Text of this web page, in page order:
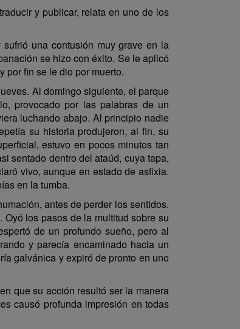
y publicar, relata en uno de los
una contusión muy grave en la
se hizo con éxito. Se le aplicó
por fin se le dio por muerto.
Al domingo siguiente, el parque
provocado por las palabras de un
luchando abajo. Al principio nadie
su historia produjeron, al fin, su
estuvo en pocos minutos tan
sentado dentro del ataúd, cuya tapa,
vivo, aunque en estado de asfixia.
en la tumba.
antes de perder los sentidos.
los pasos de la multitud sobre su
de un profundo sueño, pero al
y parecía encaminado hacia un
galvánica y expiró de pronto en uno
que su acción resultó ser la manera
causó profunda impresión en todas